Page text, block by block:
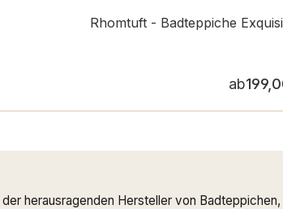
Rhomtuft - Badteppiche
ab
herausragenden Hersteller von